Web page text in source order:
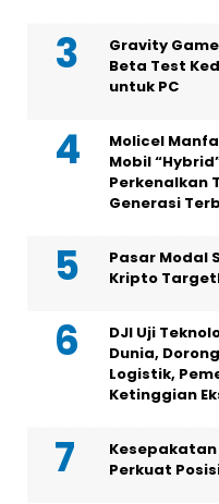
Gravity
Beta Test
untuk PC
Molicel
Mobil
Perkenalkan
Generasi
Pasar Modal
Kripto
DJI Uji
Dunia,
Logistik,
Ketinggian
Kesepakatan
Perkuat